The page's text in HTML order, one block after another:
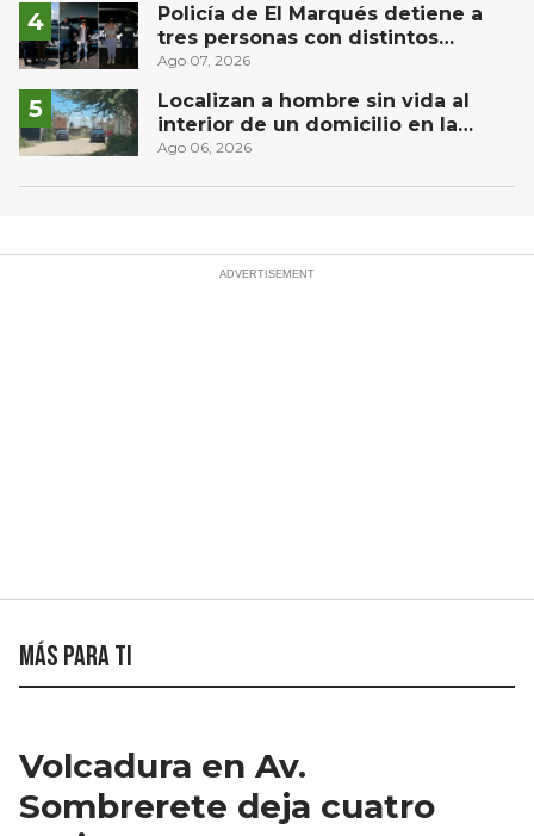
Policía de El Marqués detiene a
tres personas con distintos
narcóticos
Ago 07, 2026
Localizan a hombre sin vida al
interior de un domicilio en la
comunidad El Rodeo, San Juan del
Ago 06, 2026
Más para ti
Volcadura en Av.
Sombrerete deja cuatro